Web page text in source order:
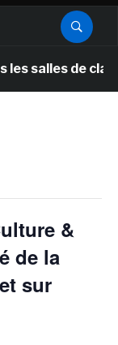
salles de
&
de la
sur